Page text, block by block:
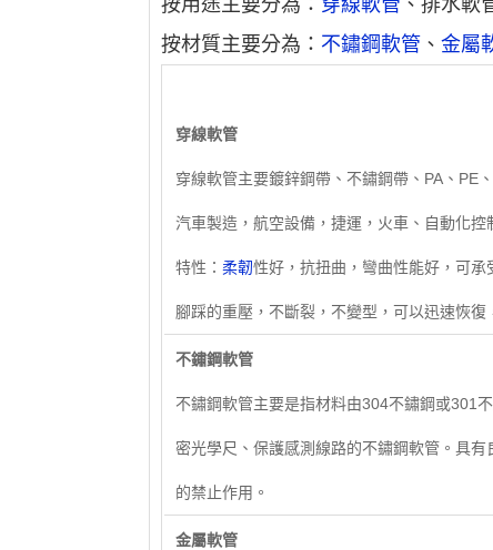
按用途主要分為： 穿線軟管 、排水軟
按材質主要分為： 不鏽鋼軟管 、金屬
穿線軟管
穿線軟管主要鍍鋅鋼帶、不鏽鋼帶、PA、PE
汽車製造，航空設備，捷運，火車、自動化控
特性：柔韌性好，抗扭曲，彎曲性能好，可
腳踩的重壓，不斷裂，不變型，可以迅速恢復
不鏽鋼軟管
不鏽鋼軟管主要是指材料由304不鏽鋼或301
密光學尺、保護感測線路的不鏽鋼軟管。具
的禁止作用。
​金屬軟管